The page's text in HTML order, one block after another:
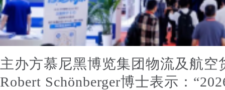
主办方慕尼黑博览集团物流及航
Robert Schönberger博士表示：